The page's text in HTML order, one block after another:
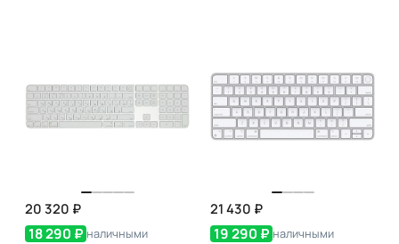
20 320 ₽
18 290 ₽ наличными
21 430 ₽
19 290 ₽ наличными